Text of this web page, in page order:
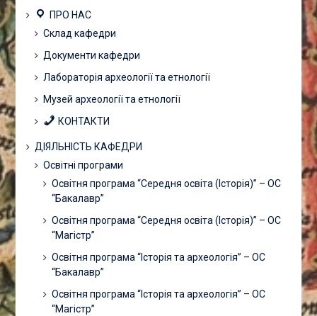
ПРО НАС
Склад кафедри
Документи кафедри
Лабораторія археології та етнології
Музей археології та етнології
КОНТАКТИ
ДІЯЛЬНІСТЬ КАФЕДРИ
Освітні програми
Освітня програма “Середня освіта (Історія)” – ОС
“Бакалавр”
Освітня програма “Середня освіта (Історія)” – ОС
“Магістр”
Освітня програма “Історія та археологія” – ОС
“Бакалавр”
Освітня програма “Історія та археологія” – ОС
“Магістр”